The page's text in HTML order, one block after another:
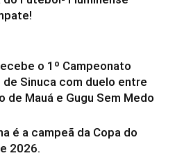
o 1º Campeonato
de Sinuca com duelo entre
de Mauá e Gugu Sem Medo
é a campeã da Copa do
2026.